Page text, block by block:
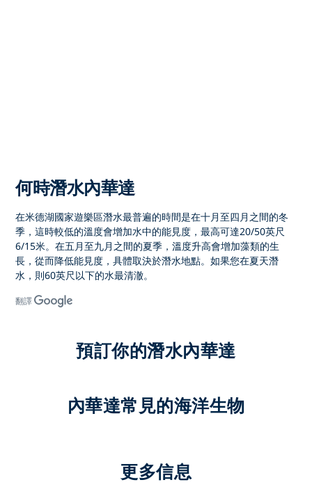
何時潛水內華達
在米德湖國家遊樂區潛水最普遍的時間是在十月至四月之間的冬
季，這時較低的溫度會增加水中的能見度，最高可達20/50英尺
6/15米。在五月至九月之間的夏季，溫度升高會增加藻類的生
長，從而降低能見度，具體取決於潛水地點。如果您在夏天潛
水，則60英尺以下的水最清澈。
翻譯
預訂你的潛水內華達
內華達常見的海洋生物
更多信息